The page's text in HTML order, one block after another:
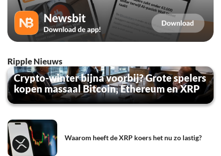
Ripple Nieuws
Crypto-winter bijna voorbij? Grote spelers
kopen massaal Bitcoin, Ethereum en XRP
Waarom heeft de XRP koers het nu zo lastig?